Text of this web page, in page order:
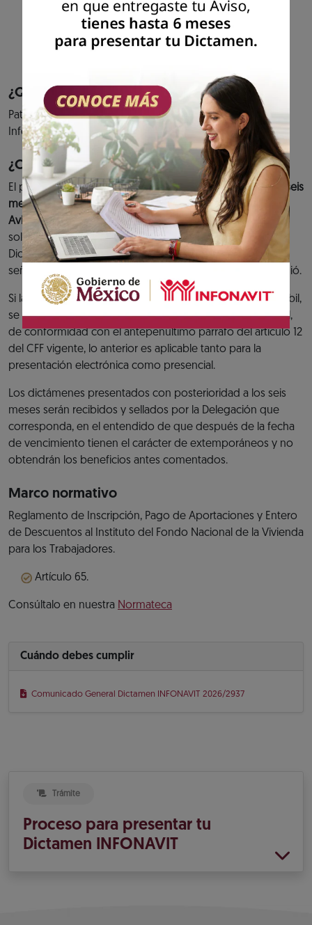
cumplimiento de tus aportaciones al fondo
de vivienda y entero de descuentos para
amortización de créditos.
¿Quiénes pueden acceder al servicio?
Patrones que hayan presentado el aviso de Dictamen
Infonavit.
¿Cuándo debes cumplir?
El plazo para presentar elDictamen Infonavit es de hasta seis
meses contados a partir de la fecha de presentación del
Aviso de Dictamen Infonavit.O bien, en caso de haber
solicitado una prórroga y ésta se hubiera concedido, el
Dictamen se tiene que presentar dentro de la fecha
señalada en el Oficio de prórroga que el Instituto le expidió.
Si la fecha límite para presentar el Dictamen es un día inhábil,
se prorroga el plazo para presentarlo al siguiente día hábil,
de conformidad con el antepenúltimo párrafo del artículo 12
del CFF vigente, lo anterior es aplicable tanto para la
presentación electrónica como presencial.
Los dictámenes presentados con posterioridad a los seis
meses serán recibidos y sellados por la Delegación que
corresponda, en el entendido de que después de la fecha
de vencimiento tienen el carácter de extemporáneos y no
obtendrán los beneficios antes comentados.
Marco normativo
Reglamento de Inscripción, Pago de Aportaciones y Entero
de Descuentos al Instituto del Fondo Nacional de la Vivienda
para los Trabajadores.
Artículo 65.
Consúltalo en nuestra Normateca
Cuándo debes cumplir
Comunicado General Dictamen INFONAVIT 2026/2937
Trámite
Proceso para presentar tu
Dictamen INFONAVIT